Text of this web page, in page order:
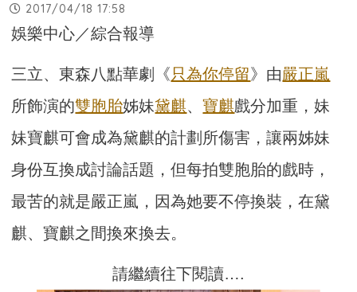
2017/04/18 17:58
娛樂中心／綜合報導
三立、東森八點華劇《只為你停留》由嚴正嵐
所飾演的雙胞胎姊妹黛麒、寶麒戲分加重，妹
妹寶麒可會成為黛麒的計劃所傷害，讓兩姊妹
身份互換成討論話題，但每拍雙胞胎的戲時，
最苦的就是嚴正嵐，因為她要不停換裝，在黛
麒、寶麒之間換來換去。
請繼續往下閱讀….